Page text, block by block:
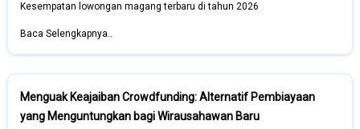
Kesempatan lowongan magang terbaru di tahun 2026
Baca Selengkapnya..
Menguak Keajaiban Crowdfunding: Alternatif Pembiayaan
yang Menguntungkan bagi Wirausahawan Baru